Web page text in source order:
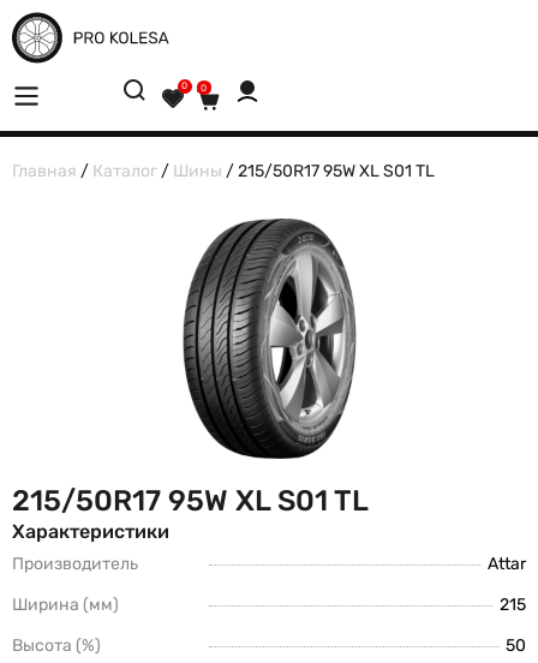
0 0
Главная / Каталог / Шины / 215/50R17 95W XL S01 TL
215/50R17 95W XL S01 TL
Характеристики
Производитель
Attar
Ширина (мм)
215
Высота (%)
50